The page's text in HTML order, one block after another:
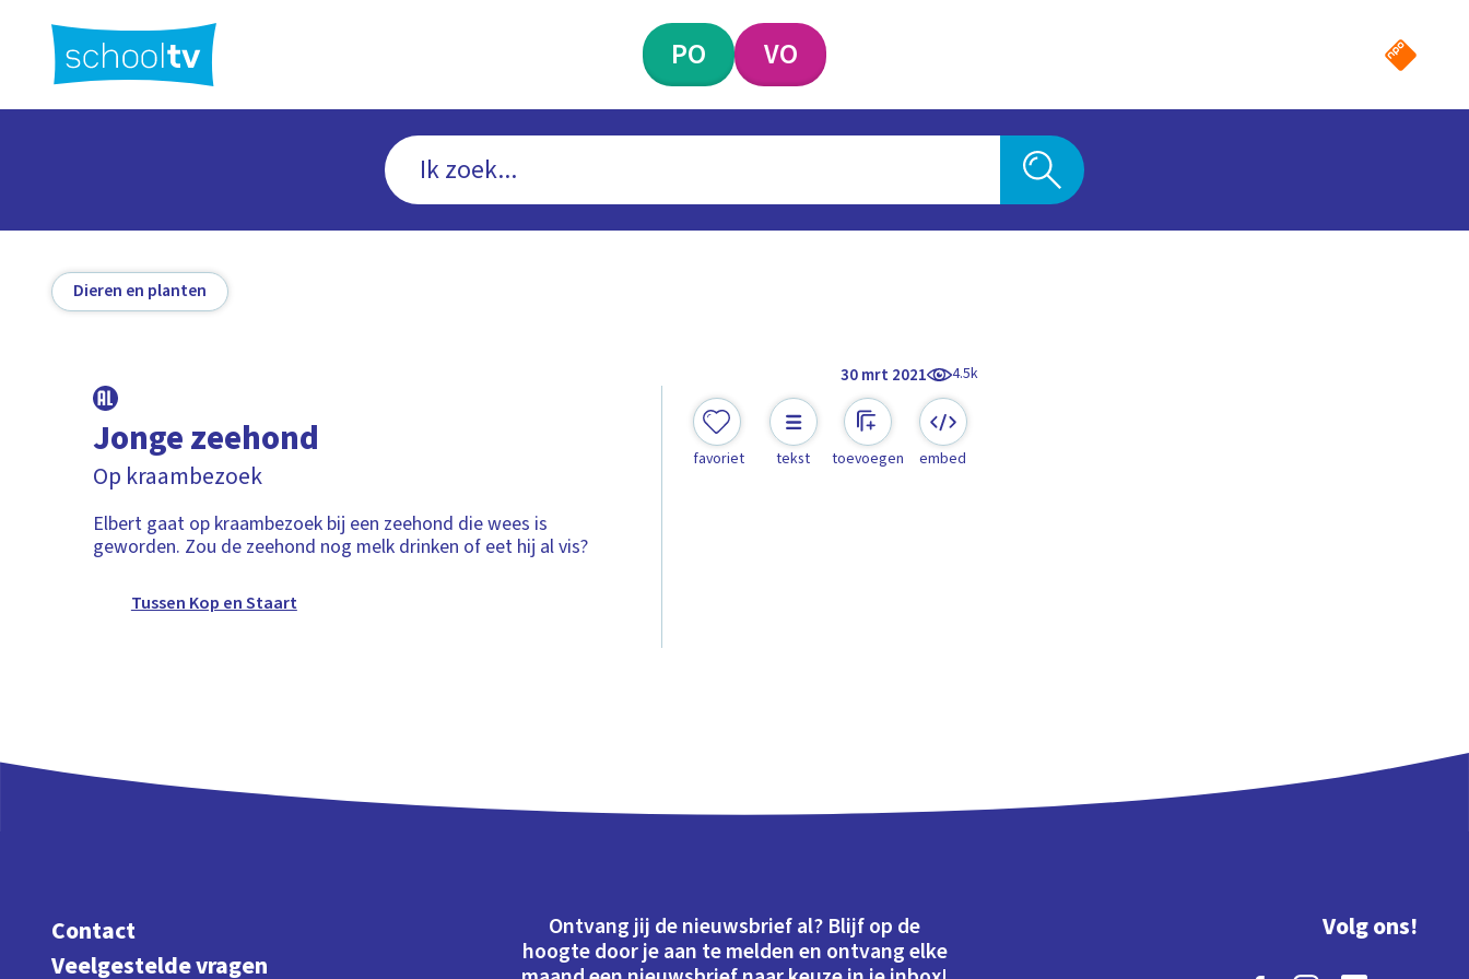
hoofdinhoud
PO VO
Dieren en planten
30 mrt 2021 4.5k
Jonge zeehond
Op kraambezoek
Elbert gaat op kraambezoek bij een zeehond die wees is
geworden. Zou de zeehond nog melk drinken of eet hij al vis?
Tussen Kop en Staart
favoriet tekst toevoegen embed
Contact
Veelgestelde vragen
Ontvang jij de nieuwsbrief al? Blijf op de
hoogte door je aan te melden en ontvang elke
Volg ons!